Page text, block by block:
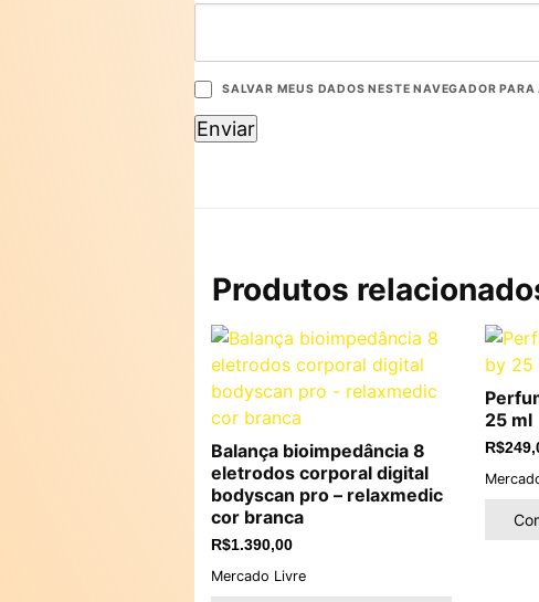
SALVAR MEUS DADOS NESTE NAVEGADOR
Produtos
Balança bioimpedância 8
eletrodos corporal digital
bodyscan pro – relaxmedic
cor branca
R$1.390,00
Mercado Livre
25 ml
R$